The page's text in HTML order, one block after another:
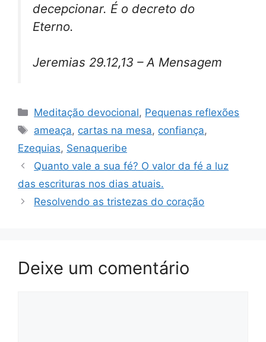
decepcionar. É o decreto do
Eterno.
Jeremias 29.12,13 – A Mensagem
Categorias
Meditação devocional, Pequenas reflexões
Tags
ameaça, cartas na mesa, confiança,
Ezequias, Senaqueribe
Quanto vale a sua fé? O valor da fé a luz
das escrituras nos dias atuais.
Resolvendo as tristezas do coração
Deixe um comentário